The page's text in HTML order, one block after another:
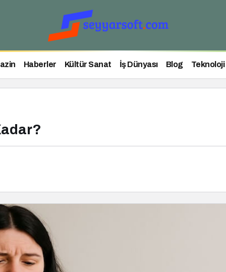
Haberler Kültür Sanat İş Dünyası Blog Teknoloji